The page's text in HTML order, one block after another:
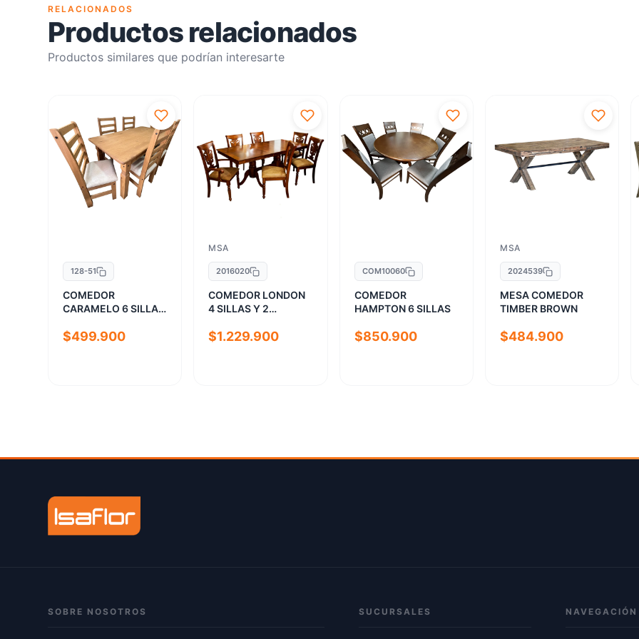
RELACIONADOS
Productos relacionados
Productos similares que podrían interesarte
128-51
COMEDOR
CARAMELO 6 SILLAS
$499.900
MSA
2016020
COMEDOR LONDON
4 SILLAS Y 2
$1.229.900
COM10060
COMEDOR
HAMPTON 6 SILLAS
$850.900
MSA
2024539
MESA COMEDOR
TIMBER BROWN
$484.900
SOBRE NOSOTROS SUCURSALES NAVEGACIÓN